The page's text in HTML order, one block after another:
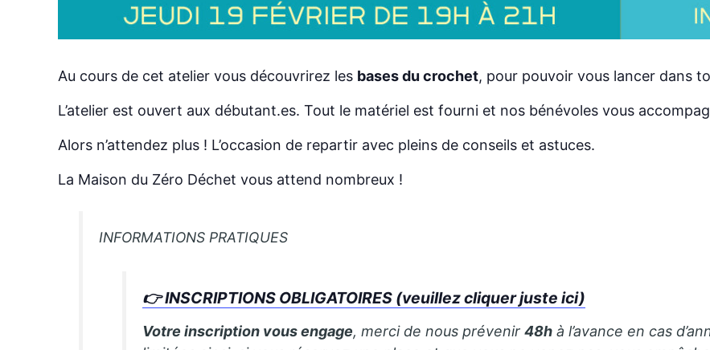
Au cours de cet atelier vous découvrirez les bases du crochet, pour pouvoir vous lancer dans
L’atelier est ouvert aux débutant.es. Tout le matériel est fourni et nos bénévoles vous
Alors n’attendez plus ! L’occasion de repartir avec pleins de conseils et astuces.
La Maison du Zéro Déchet vous attend nombreux !
INFORMATIONS PRATIQUES
👉 INSCRIPTIONS OBLIGATOIRES (veuillez cliquer juste ici)
Votre inscription vous engage, merci de nous prévenir48h à l’avance en cas